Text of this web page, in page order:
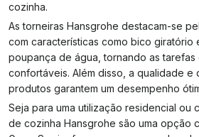
cozinha.
As torneiras Hansgrohe destacam-se
com características como bico giratório
poupança de água, tornando as tarefas
confortáveis. Além disso, a qualidade e
produtos garantem um desempenho
Seja para uma utilização residencial ou
de cozinha Hansgrohe são uma opção